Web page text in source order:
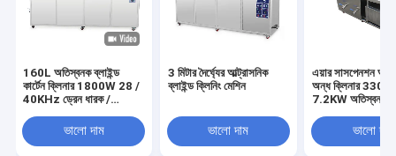
160L অতিস্বনক ব্লাইন্ড
কার্টেন ক্লিনার 1800W 28 /
40KHz ড্রেন ধারক /
ভালো দাম
3 মিটার দৈর্ঘ্যের আল্ট্রাসনিক
ব্লাইন্ড ক্লিনিং মেশিন
ভালো দাম
এয়ার সাসপেনশন
অন্ধ ক্লিনার 330
7.2KW অতিস্বনক
ভালো দাম